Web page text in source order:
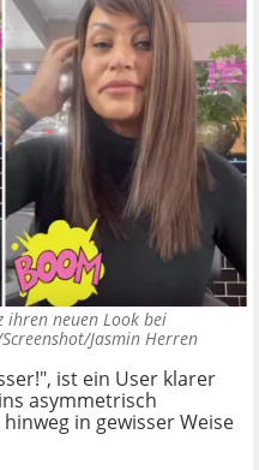
ihren neuen Look bei
Jasmin Herren
ist ein User klarer
asymmetrisch
in gewisser Weise